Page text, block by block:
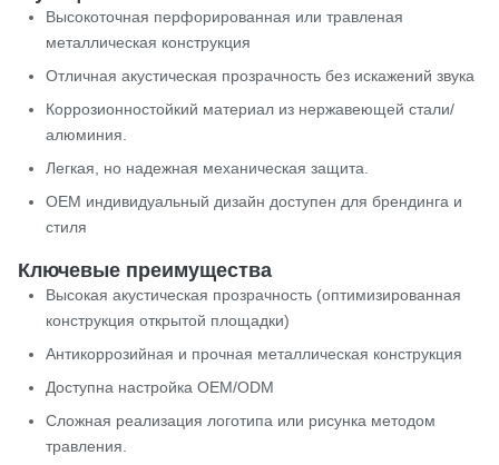
Высокоточная перфорированная или травленая
металлическая конструкция
Отличная акустическая прозрачность без искажений звука
Коррозионностойкий материал из нержавеющей стали/
алюминия.
Легкая, но надежная механическая защита.
OEM индивидуальный дизайн доступен для брендинга и
стиля
Ключевые преимущества
Высокая акустическая прозрачность (оптимизированная
конструкция открытой площадки)
Антикоррозийная и прочная металлическая конструкция
Доступна настройка OEM/ODM
Сложная реализация логотипа или рисунка методом
травления.